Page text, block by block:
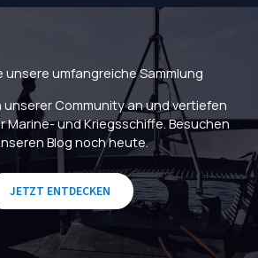
unsere umfangreiche Sammlung
unserer Community an und vertiefen
Marine- und Kriegsschiffe. Besuchen
Blog noch heute.
JETZT ENTDECKEN